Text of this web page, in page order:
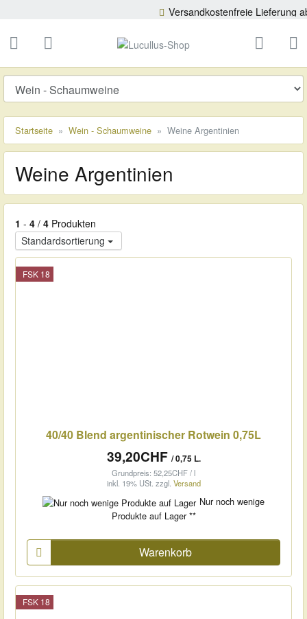
Versandkostenfreie Lieferung ab
schließen
Suche
Startseite Wein - Schaumweine Weine Argentinien
Weine Argentinien
1 - 4 / 4 Produkten
Standardsortierung
FSK 18
40/40 Blend argentinischer Rotwein 0,75L
39,20CHF / 0,75 L.
Grundpreis: 52,25CHF / l
inkl. 19% USt. zzgl. Versand
Nur noch wenige
Produkte auf Lager **
Warenkorb
FSK 18